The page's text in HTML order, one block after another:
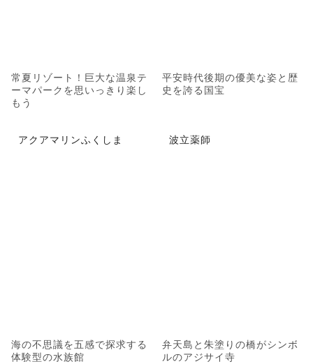
常夏リゾート！巨大な温泉テ
ーマパークを思いっきり楽し
もう
平安時代後期の優美な姿と歴
史を誇る国宝
アクアマリンふくしま
海の不思議を五感で探求する
体験型の水族館
波立薬師
弁天島と朱塗りの橋がシンボ
ルのアジサイ寺